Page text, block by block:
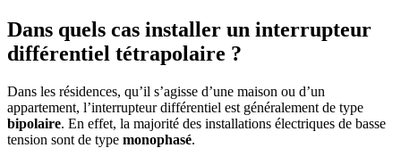
Dans quels cas installer un interrupteur
différentiel tétrapolaire ?
Dans les résidences, qu’il s’agisse d’une maison ou d’un
appartement, l’interrupteur différentiel est généralement de type
bipolaire. En effet, la majorité des installations électriques de basse
tension sont de type monophasé.